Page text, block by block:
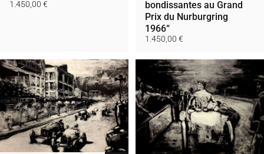
1.450,00 €
bondissantes au Grand
Prix du Nurburgring
1966“
1.450,00 €